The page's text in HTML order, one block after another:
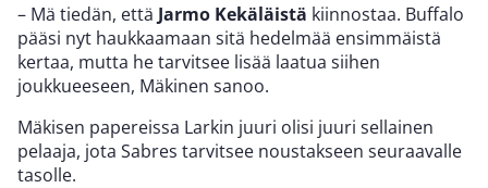
– Mä tiedän, että Jarmo Kekäläistä kiinnostaa. Buffalo
pääsi nyt haukkaamaan sitä hedelmää ensimmäistä
kertaa, mutta he tarvitsee lisää laatua siihen
joukkueeseen, Mäkinen sanoo.
Mäkisen papereissa Larkin juuri olisi juuri sellainen
pelaaja, jota Sabres tarvitsee noustakseen seuraavalle
tasolle.